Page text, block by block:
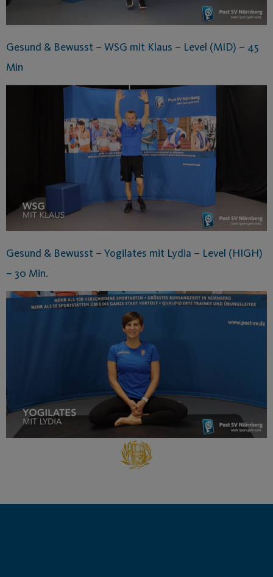
Gesund & Bewusst – WSG mit Klaus – Level (MID) – 45
Min
Gesund & Bewusst – Yogilates mit Lydia – Level (HIGH)
– 30 Min.